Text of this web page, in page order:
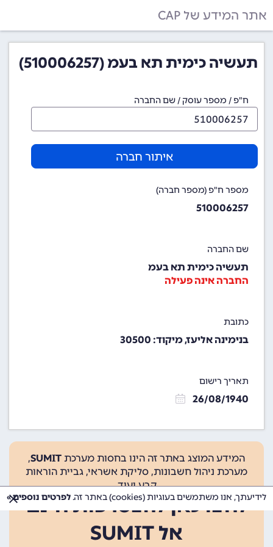
אתר המידע של CAP
תעשיה כימית תא בעמ (510006257)
ח"פ / מספר עוסק / שם החברה
איתור חברה
מספר ח"פ (מספר חברה)
510006257
שם החברה
תעשיה כימית תא בעמ
החברה אינה פעילה
כתובת
בנימינה אליעז, מיקוד: 30500
תאריך רישום
26/08/1940
המידע המוצג באתר זה הינו בחסות מערכת SUMIT
,
מערכת ניהול חשבונות, סליקת אשראי, גביית הוראות
קבע ועוד.
לחצו כאן להצטרפות חינם
אל SUMIT
לידיעתך, אנו משתמשים בעוגיות (cookies) באתר זה. לפרטים נוספים »